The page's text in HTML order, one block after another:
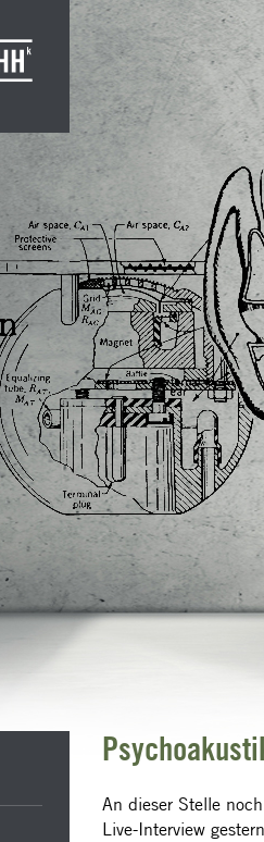
An dieser Stelle
Live-Interview